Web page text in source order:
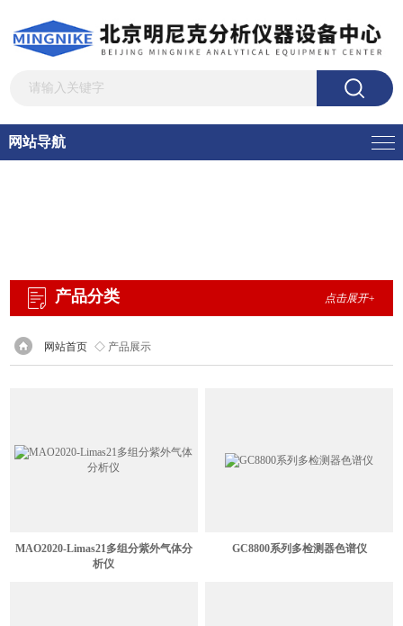
网站导航
产品分类 点击展开+
网站首页 ◇ 产品展示
MAO2020-Limas21多组分紫外气体分
析仪
GC8800系列多检测器色谱仪